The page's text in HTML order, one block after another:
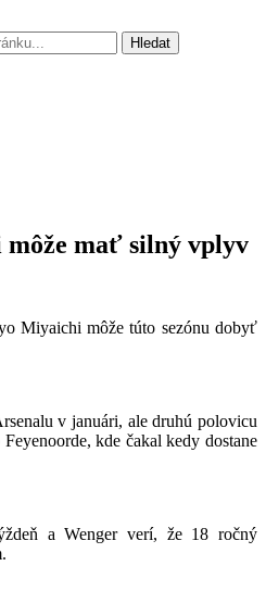
mať silný vplyv
Miyaichi môže túto sezónu dobyť
v januári, ale druhú polovicu
kde čakal kedy dostane
a Wenger verí, že 18 ročný